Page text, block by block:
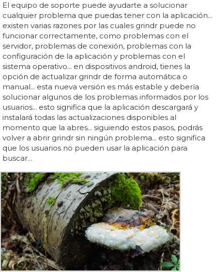
El equipo de soporte puede ayudarte a solucionar
cualquier problema que puedas tener con la aplicación...
existen varias razones por las cuales grindr puede no
funcionar correctamente, como problemas con el
servidor, problemas de conexión, problemas con la
configuración de la aplicación y problemas con el
sistema operativo... en dispositivos android, tienes la
opción de actualizar grindr de forma automática o
manual... esta nueva versión es más estable y debería
solucionar algunos de los problemas informados por los
usuarios... esto significa que la aplicación descargará y
instalará todas las actualizaciones disponibles al
momento que la abres... siguiendo estos pasos, podrás
volver a abrir grindr sin ningún problema... esto significa
que los usuarios no pueden usar la aplicación para
buscar...